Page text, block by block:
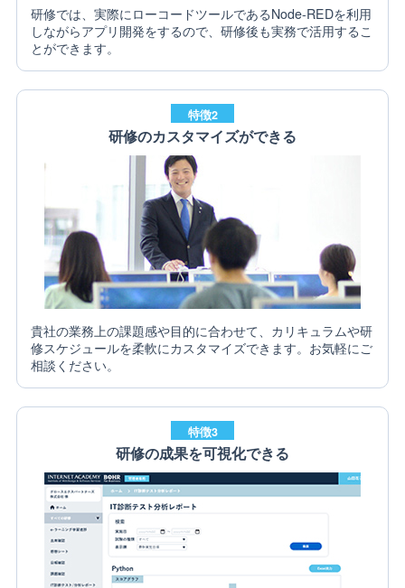
研修では、実際にローコードツールであるNode-REDを利用
しながらアプリ開発をするので、研修後も実務で活用するこ
とができます。
特徴2
研修のカスタマイズができる
貴社の業務上の課題感や目的に合わせて、カリキュラムや研
修スケジュールを柔軟にカスタマイズできます。お気軽にご
相談ください。
特徴3
研修の成果を可視化できる